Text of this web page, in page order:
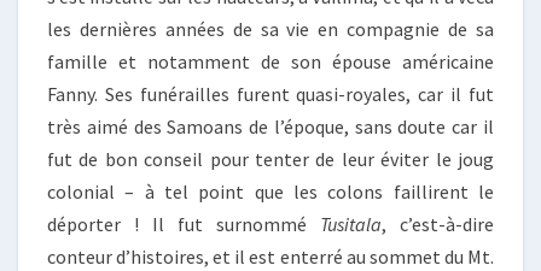
les dernières années de sa vie en compagnie de sa
famille et notamment de son épouse américaine
Fanny. Ses funérailles furent quasi-royales, car il fut
très aimé des Samoans de l’époque, sans doute car il
fut de bon conseil pour tenter de leur éviter le joug
colonial – à tel point que les colons faillirent le
déporter ! Il fut surnommé Tusitala, c’est-à-dire
conteur d’histoires, et il est enterré au sommet du Mt.